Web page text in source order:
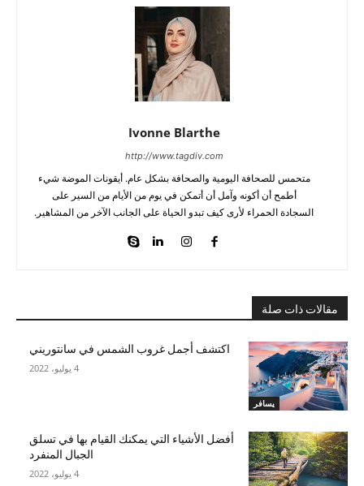
Ivonne Blarthe
http://www.tagdiv.com
متحمس للصحافة اليومية والصحافة بشكل عام. أيقونات الموضة شيء
أطمح أن أكونه وآمل أن أتمكن في يوم من الأيام من السير على
السجادة الحمراء لأرى كيف تبدو الحياة على الجانب الآخر من المشاهير.
مقالات ذات صلة
يسافر
اكتشف أجمل غروب الشمس في سانتوريني
4 يوليو، 2022
أفضل الأشياء التي يمكنك القيام بها في تسلق
الجبال المنفرد
4 يوليو، 2022